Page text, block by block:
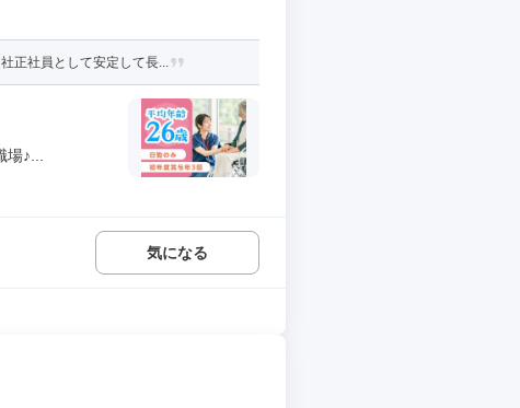
正社員として安定して長...
♪...
気になる